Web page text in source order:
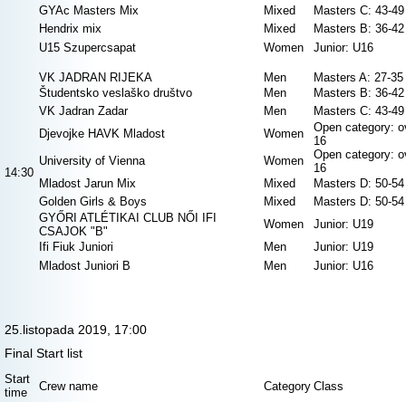
GYAc Masters Mix
Mixed
Masters C: 43-49
Hendrix mix
Mixed
Masters B: 36-42
U15 Szupercsapat
Women Junior: U16
14:30
VK JADRAN RIJEKA Men
Masters A: 27-35
Študentsko veslaško društvo
Men
Masters B: 36-42
VK Jadran Zadar
Men
Masters C: 43-49
Djevojke HAVK Mladost
Women
Open category:
16
University of Vienna
Women
Open category:
16
Mladost Jarun Mix
Mixed
Masters D: 50-54
Golden Girls & Boys
Mixed
Masters D: 50-54
GYŐRI ATLÉTIKAI CLUB NŐI IFI
CSAJOK "B"
Women
Junior: U19
Ifi Fiuk Juniori
Men
Junior: U19
Mladost Juniori B
Men Junior: U16
25.listopada 2019, 17:00
Final Start list
Start
time
Crew name Category Class